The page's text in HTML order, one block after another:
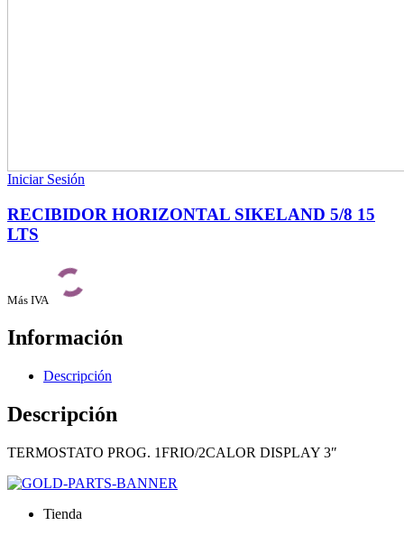
Iniciar Sesión
RECIBIDOR HORIZONTAL SIKELAND 5/8 15
LTS
Más IVA
Información
Descripción
Descripción
TERMOSTATO PROG. 1FRIO/2CALOR DISPLAY 3″
Tienda